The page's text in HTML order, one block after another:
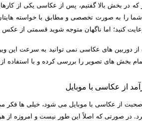
در بخش بالا گفتیم، پس از عکاسی یکی از
را به صورت تخصصی و مطابق با خواسته
کنید؛ اما ناگهان متوجه شوید قسمتی از عکس
از دوربین های عکاسی نمی توانید به سرعت این
بخش های تصویر را بررسی کرده و با استفاده
از عکاسی با موبایل
از عکاسی با موبایل می شود، خیلی ها فکر
در صورتی که اصلاً این طور نیست و امروزه از